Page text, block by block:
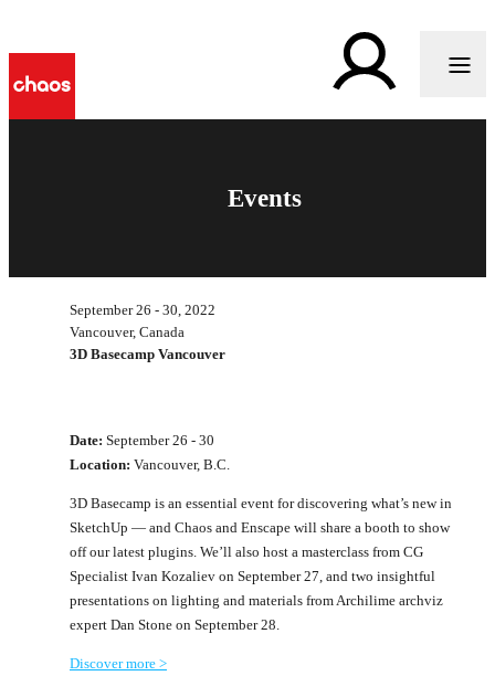
Events
September 26 - 30, 2022
Vancouver, Canada
3D Basecamp Vancouver
Date: September 26 - 30
Location: Vancouver, B.C.
3D Basecamp is an essential event for discovering what’s new in
SketchUp — and Chaos and Enscape will share a booth to show
off our latest plugins. We’ll also host a masterclass from CG
Specialist Ivan Kozaliev on September 27, and two insightful
presentations on lighting and materials from Archilime archviz
expert Dan Stone on September 28.
Discover more >